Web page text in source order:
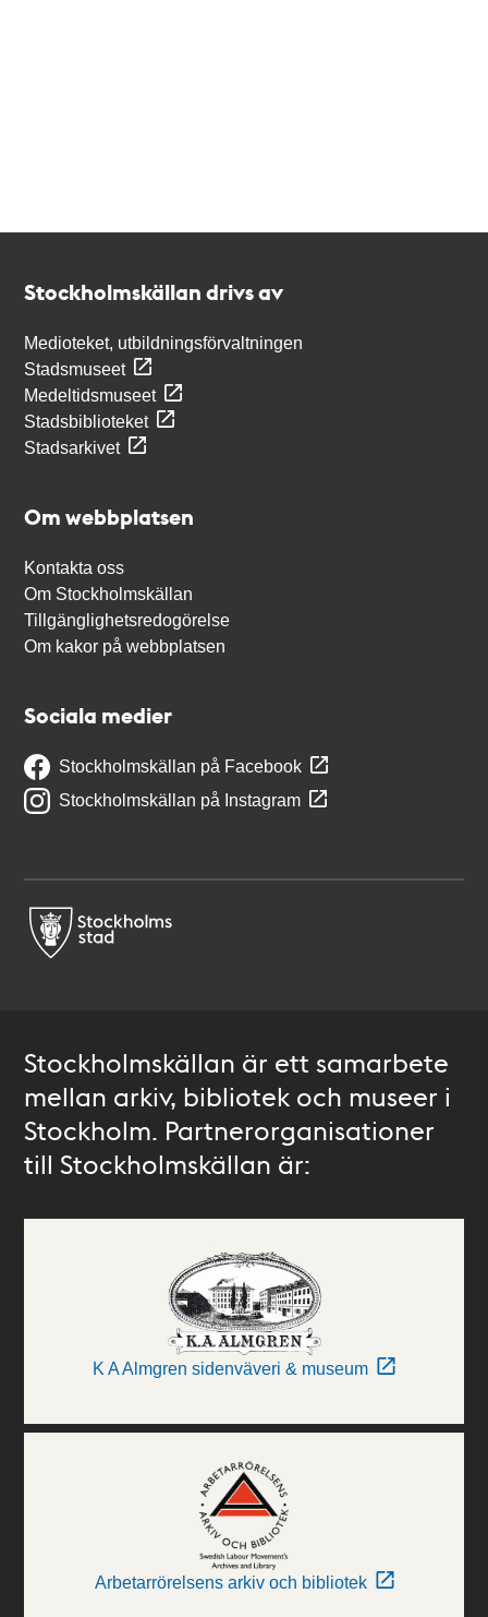
Stockholmskällan drivs av
Medioteket, utbildningsförvaltningen
Stadsmuseet
Medeltidsmuseet
Stadsbiblioteket
Stadsarkivet
Om webbplatsen
Kontakta oss
Om Stockholmskällan
Tillgänglighetsredogörelse
Om kakor på webbplatsen
Sociala medier
Stockholmskällan på Facebook
Stockholmskällan på Instagram
Stockholmskällan är ett samarbete
mellan arkiv, bibliotek och museer i
Stockholm. Partnerorganisationer
till Stockholmskällan är:
K A Almgren sidenväveri & museum
Arbetarrörelsens arkiv och bibliotek